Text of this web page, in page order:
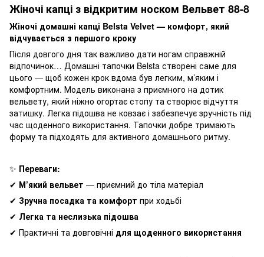
Жіночі капці з відкритим носком Вельвет 88-8
Жіночі домашні капці Belsta Velvet — комфорт, який
відчувається з першого кроку
Після довгого дня так важливо дати ногам справжній
відпочинок… Домашні тапочки Belsta створені саме для
цього — щоб кожен крок вдома був легким, м’яким і
комфортним. Модель виконана з приємного на дотик
вельвету, який ніжно огортає стопу та створює відчуття
затишку. Легка підошва не ковзає і забезпечує зручність під
час щоденного використання. Тапочки добре тримають
форму та підходять для активного домашнього ритму.
✨ Переваги:
✔ М’який вельвет — приємний до тіла матеріал
✔ Зручна посадка та комфорт при ходьбі
✔ Легка та неслизька підошва
✔ Практичні та довговічні для щоденного використання